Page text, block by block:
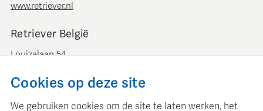
www.retriever.nl
Retriever België
Louizalaan 54
+ 32 (0)2 893 00 52
Cookies op deze site
We gebruiken cookies om de site te laten werken, het